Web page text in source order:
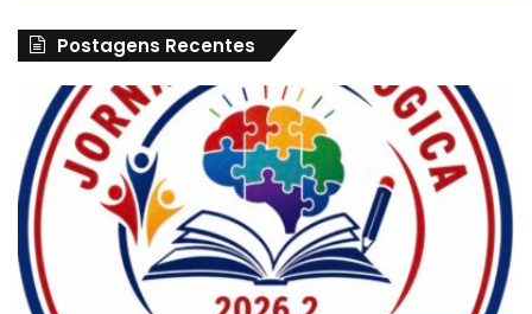
Postagens Recentes